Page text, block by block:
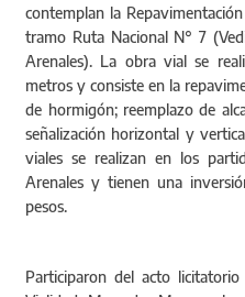
contemplan la
tramo Ruta Nacional N° 7
Arenales). La obra vial se
metros y consiste en la
de hormigón; reemplazo de
señalización horizontal y
viales se realizan en los
Arenales y tienen una
pesos.
Participaron del acto